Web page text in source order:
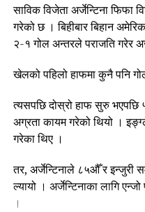
साविक विजेता अर्जेन्टिना
गरेको छ । बिहीबार बिहान
२-१ गोल अन्तरले पराजति गरेर
खेलको पहिलो हाफमा कुनै पनि
त्यसपछि दोस्रो हाफ सुरु भएपछि
अग्रता कायम गरेको थियो ।
गरेका थिए ।
तर, अर्जेन्टिनाले ८५औँ र इन्जुरी
ल्यायो । अर्जेन्टिनाका लागि
।